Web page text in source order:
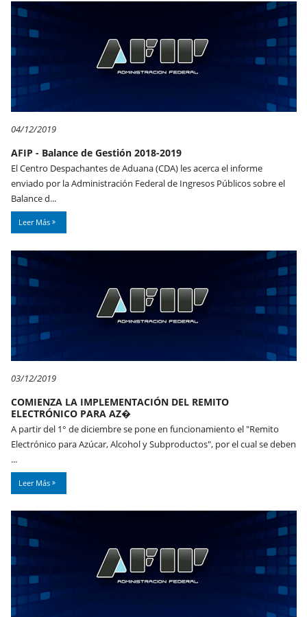
04/12/2019
AFIP - Balance de Gestión 2018-2019
El Centro Despachantes de Aduana (CDA) les acerca el informe
enviado por la Administración Federal de Ingresos Públicos sobre el
Balance d...
Leer Más
03/12/2019
COMIENZA LA IMPLEMENTACIÓN DEL REMITO
ELECTRÓNICO PARA AZ�
A partir del 1° de diciembre se pone en funcionamiento el "Remito
Electrónico para Azúcar, Alcohol y Subproductos", por el cual se deben
...
Leer Más